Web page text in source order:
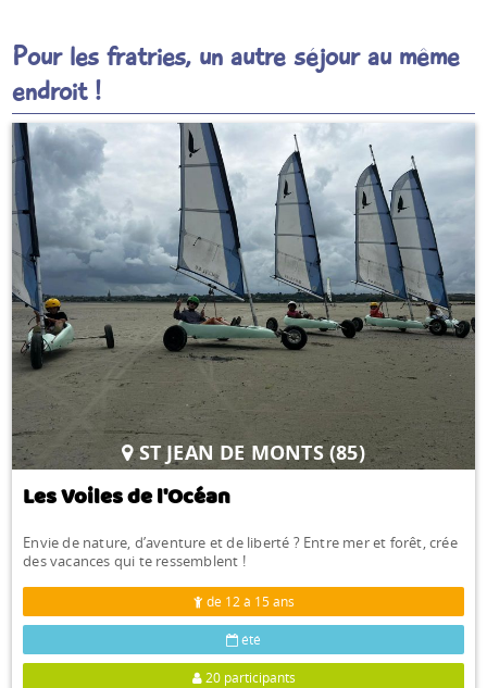
Pour les fratries, un autre séjour au même
endroit !
ST JEAN DE MONTS (85)
Les Voiles de l'Océan
Envie de nature, d’aventure et de liberté ? Entre mer et forêt, crée
des vacances qui te ressemblent !
de 12 à 15 ans
été
20 participants